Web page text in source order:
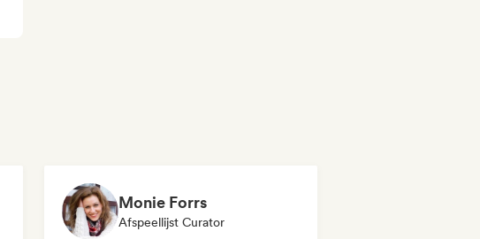
Monie Forrs
Afspeellijst Curator